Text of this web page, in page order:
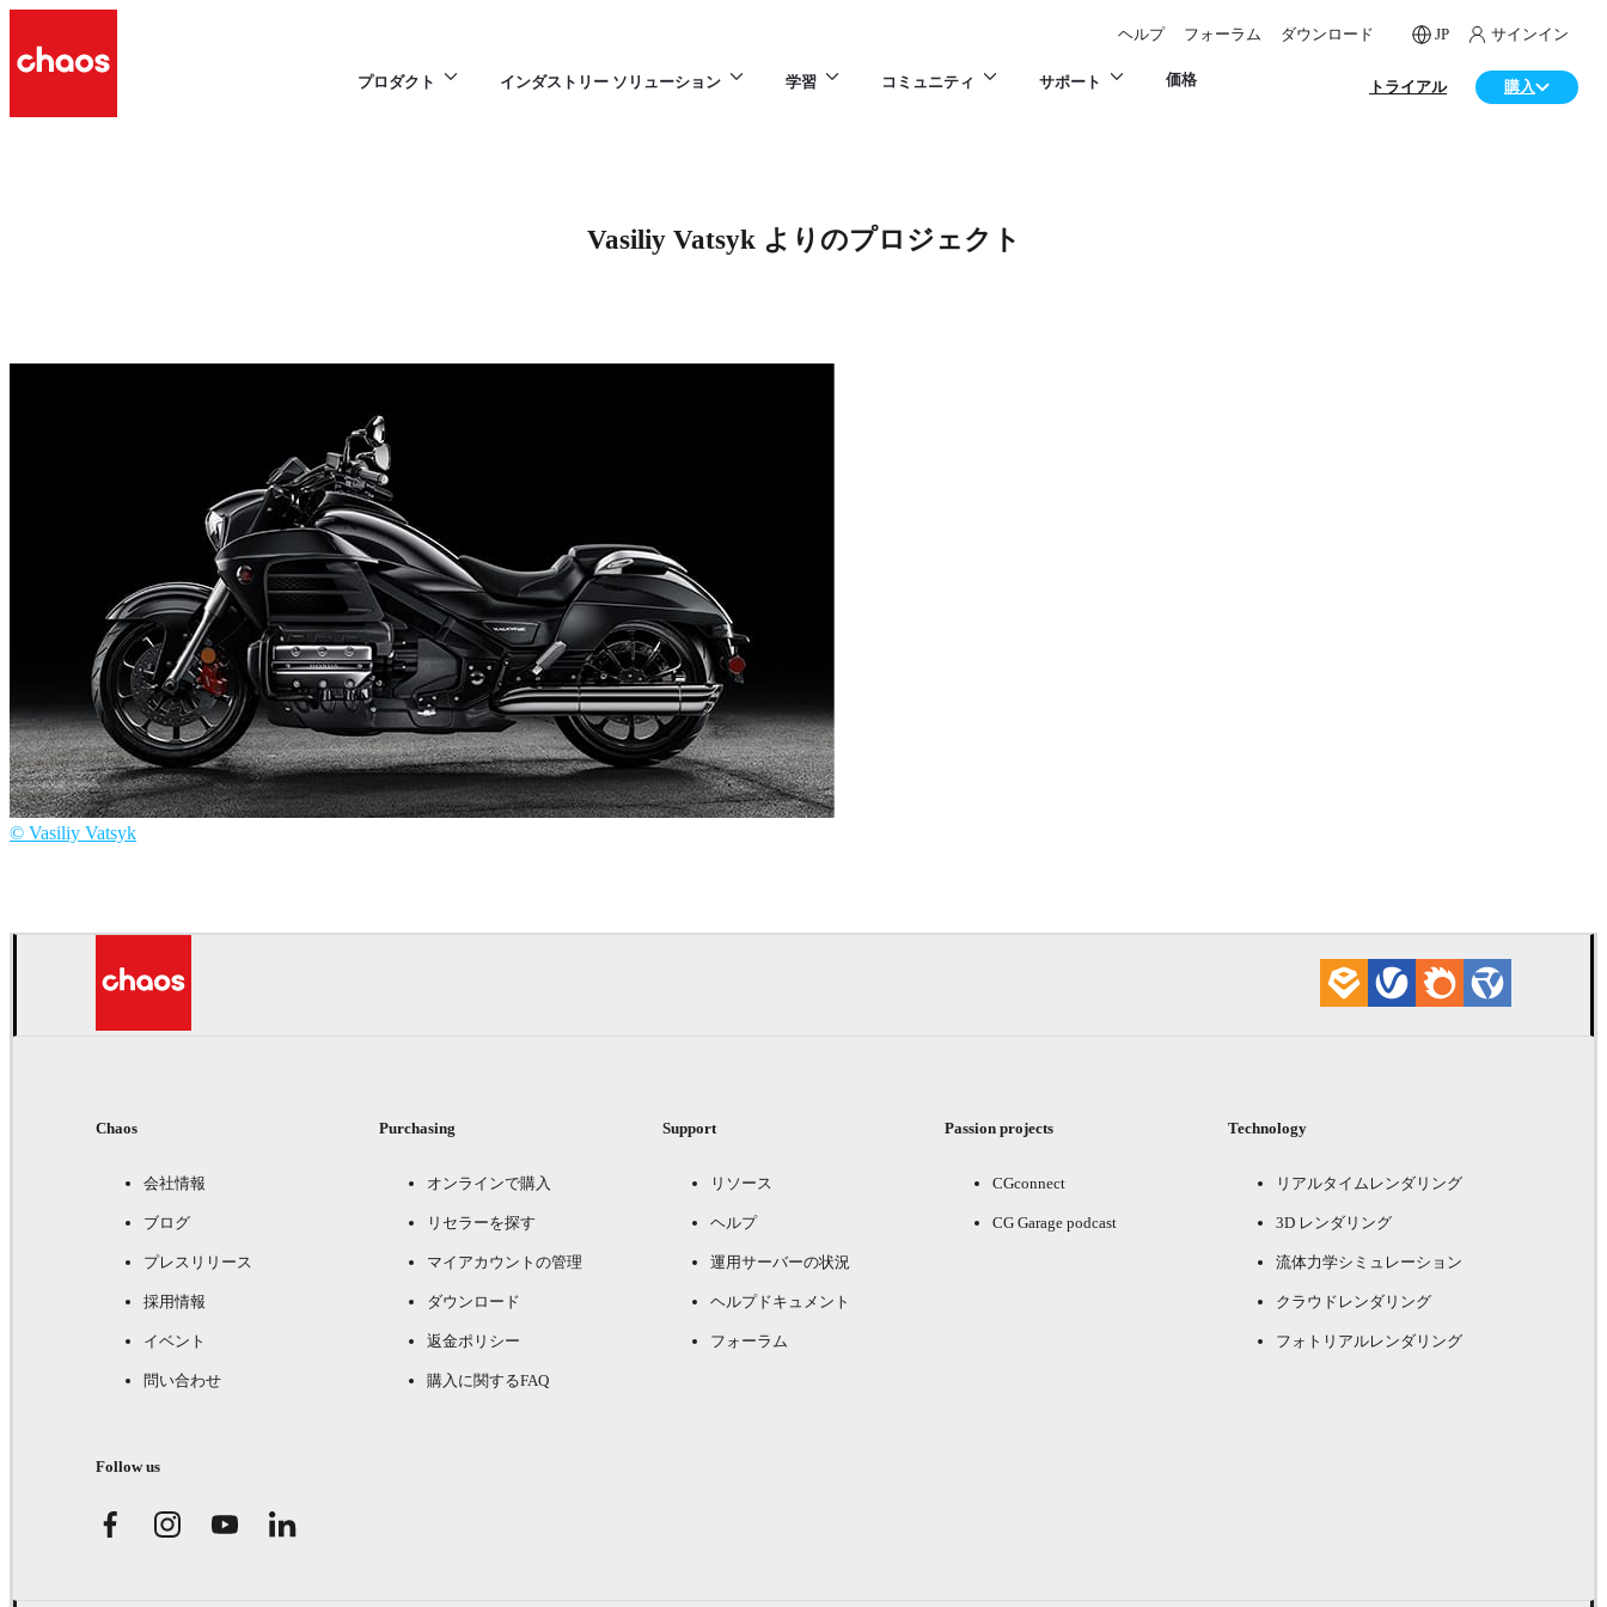
ヘルプ フォーラム ダウンロード JP サインイン
プロダクト インダストリー ソリューション 学習 コミュニティ サポート 価格 トライアル 購入
Vasiliy Vatsyk よりのプロジェクト
© Vasiliy Vatsyk
Chaos
会社情報
ブログ
プレスリリース
採用情報
イベント
問い合わせ
Purchasing
オンラインで購入
リセラーを探す
マイアカウントの管理
ダウンロード
返金ポリシー
購入に関するFAQ
Support
リソース
ヘルプ
運用サーバーの状況
ヘルプドキュメント
フォーラム
Passion projects
CGconnect
CG Garage podcast
Technology
リアルタイムレンダリング
3D レンダリング
流体力学シミュレーション
クラウドレンダリング
フォトリアルレンダリング
Follow us